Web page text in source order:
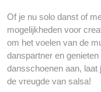
Of je nu solo danst of
mogelijkheden voor
om het voelen van de
danspartner en
dansschoenen aan,
de vreugde van salsa!